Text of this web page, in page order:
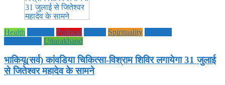
Health Political Spirituality
Uttarakhand
भाकियू(सर्व) कांवडिया चिकित्सा-विश्राम शिविर लगायेगा 31 जुलाई
से जितेश्वर महादेव के सामने